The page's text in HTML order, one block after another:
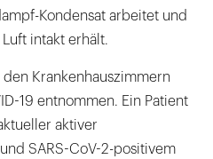
Kondensat arbeitet und
intakt erhält.
Krankenhauszimmern
19 entnommen. Ein Patient
aktiver
SARS-CoV-2-positivem